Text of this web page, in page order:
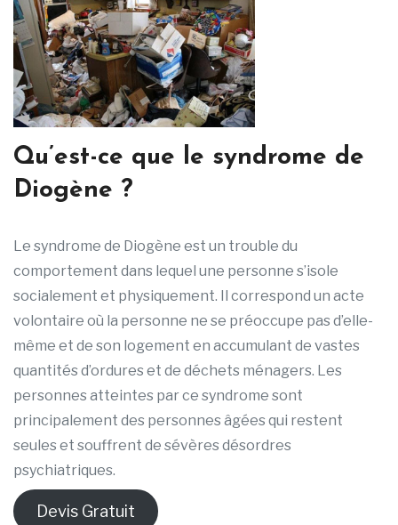
Qu’est-ce que le syndrome de
Diogène ?
Le syndrome de Diogène est un trouble du
comportement dans lequel une personne s’isole
socialement et physiquement. Il correspond un acte
volontaire où la personne ne se préoccupe pas d’elle-
même et de son logement en accumulant de vastes
quantités d’ordures et de déchets ménagers. Les
personnes atteintes par ce syndrome sont
principalement des personnes âgées qui restent
seules et souffrent de sévères désordres
psychiatriques.
Devis Gratuit